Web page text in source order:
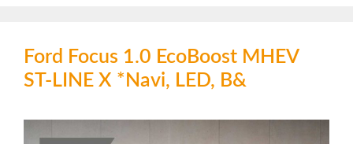
Ford Focus 1.0 EcoBoost MHEV
ST-LINE X *Navi, LED, B&